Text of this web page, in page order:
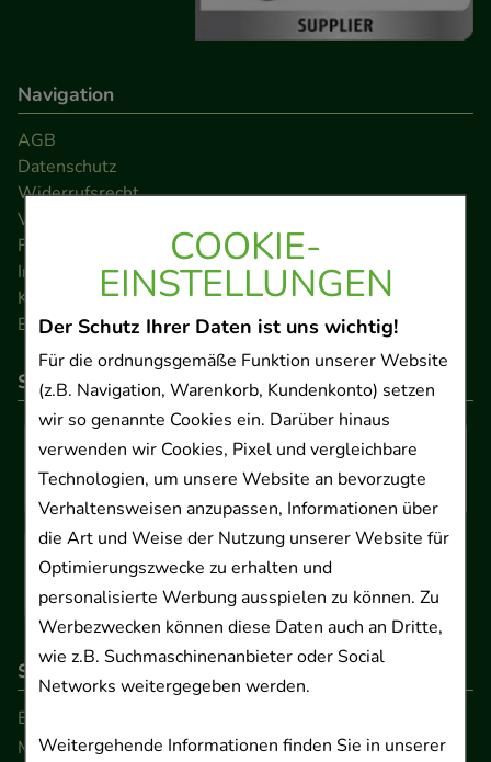
COOKIE-
EINSTELLUNGEN
Der Schutz Ihrer Daten ist uns wichtig!
Für die ordnungsgemäße Funktion unserer Website
(z.B. Navigation, Warenkorb, Kundenkonto) setzen
wir so genannte Cookies ein. Darüber hinaus
verwenden wir Cookies, Pixel und vergleichbare
Technologien, um unsere Website an bevorzugte
Verhaltensweisen anzupassen, Informationen über
die Art und Weise der Nutzung unserer Website für
Optimierungszwecke zu erhalten und
personalisierte Werbung ausspielen zu können. Zu
Werbezwecken können diese Daten auch an Dritte,
wie z.B. Suchmaschinenanbieter oder Social
Networks weitergegeben werden.
Weitergehende Informationen finden Sie in unserer
Navigation
AGB
Datenschutz
Widerrufsrecht
Versandkosten
FAQ
Impressum
Kontakt
Barrierefreiheitserklärung
So können Sie bezahlen
So erreichen Sie uns
Beratung und Kundenservice:
Montag - Freitag von 9.00 bis 17.00 Uhr